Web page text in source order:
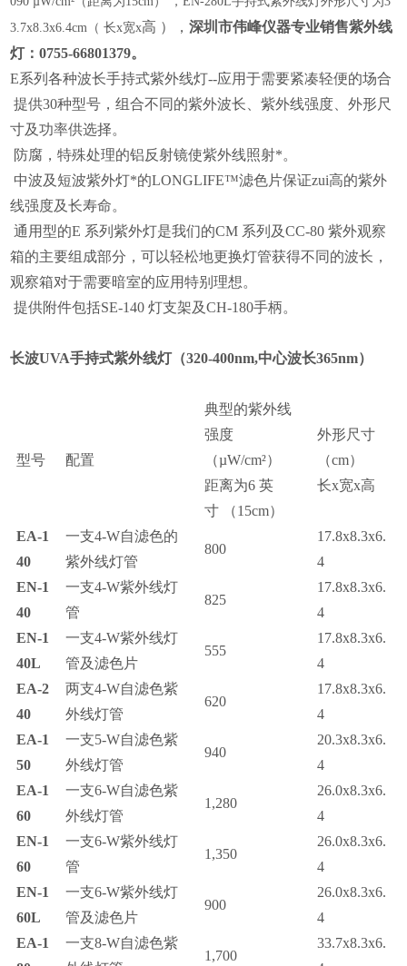
3.7x8.3x6.4cm（长x宽x高 ） ，深圳市伟峰仪器专业销售紫外线
灯：0755-66801379。
E系列各种波长手持式紫外线灯--应用于需要紧凑轻便的场合
提供30种型号，组合不同的紫外波长、紫外线强度、外形尺
寸及功率供选择。
防腐，特殊处理的铝反射镜使紫外线照射*。
中波及短波紫外灯*的LONGLIFE™滤色片保证zui高的紫外
线强度及长寿命。
通用型的E 系列紫外灯是我们的CM 系列及CC-80紫外观察
箱的主要组成部分，可以轻松地更换灯管获得不同的波长，
观察箱对于需要暗室的应用特别理想。
提供附件包括SE-140灯支架及CH-180手柄。
长波UVA手持式紫外线灯（320-400nm,中心波长365nm）
型号 配置
典型的紫外线
强度
（µW/cm²）
距离为6英
寸
（15cm）
外形尺寸
（cm）
长x宽x高
EA-1
40
一支4-W自滤色的
紫外线灯管
800
17.8x8.3x6.
4
EN-1
40
一支4-W紫外线灯
管
825
17.8x8.3x6.
4
EN-1
40L
一支4-W紫外线灯
管及滤色片
555
17.8x8.3x6.
4
EA-2
40
两支4-W自滤色紫
外线灯管
620
17.8x8.3x6.
4
EA-1
50
一支5-W自滤色紫
外线灯管
940
20.3x8.3x6.
4
EA-1
60
一支6-W自滤色紫
外线灯管
1,280
26.0x8.3x6.
4
EN-1
60
一支6-W紫外线灯
管
1,350
26.0x8.3x6.
4
EN-1
60L
一支6-W紫外线灯
管及滤色片
900
26.0x8.3x6.
4
EA-1
一支8-W自滤色紫
1,700
33.7x8.3x6.